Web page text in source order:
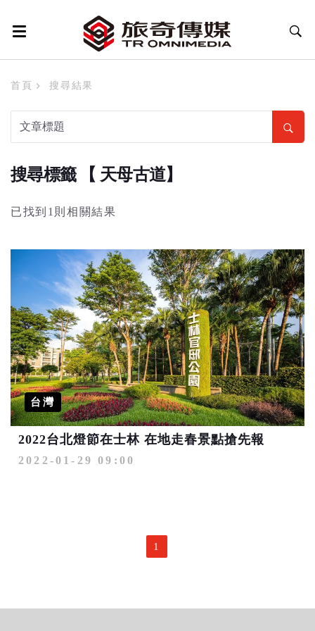
首頁 搜尋結果
搜尋標籤 【 天母古道】
已找到1則相關結果
台灣
2022台北燈節在士林 在地走春景點搶先報
2022-01-29 09:00
1